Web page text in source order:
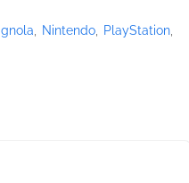
Nintendo
PlayStation